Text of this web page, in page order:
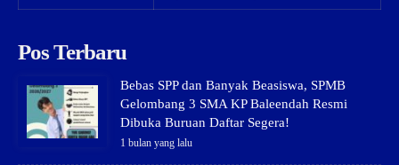
Pos Terbaru
Bebas SPP dan Banyak Beasiswa, SPMB
Gelombang 3 SMA KP Baleendah Resmi
Dibuka Buruan Daftar Segera!
1 bulan yang lalu